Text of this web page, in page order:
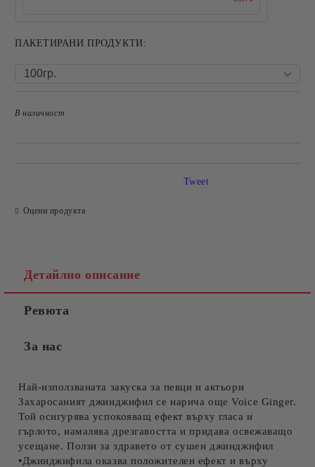
ПАКЕТИРАНИ ПРОДУКТИ:
В наличност
Оцени продукта
Tweet
Детайлно описание
Ревюта
За нас
Най-използваната закуска за певци и актьори
Захаросаният джинджифил се нарича още Voice Ginger.
Той осигурява успокояващ ефект върху гласа и
гърлото, намалява дрезгавостта и придава освежаващо
усещане. Ползи за здравето от сушен джинджифил
•Джинджифила оказва положителен ефект и върху